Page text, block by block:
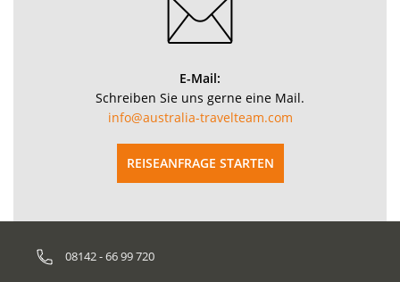
E-Mail:
Schreiben Sie uns gerne eine Mail.
info@australia-travelteam.com
REISEANFRAGE STARTEN
08142 - 66 99 720